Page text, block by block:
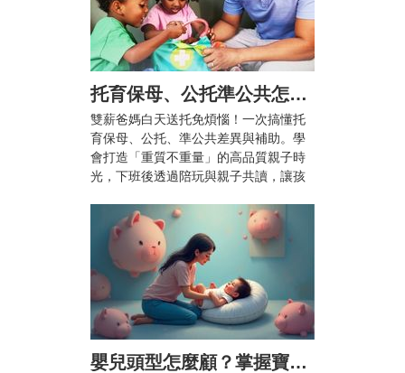
托育保母、公托準公共怎麼選？雙薪家庭托育攻略與親子陪伴指南
雙薪爸媽白天送托免煩惱！一次搞懂托
育保母、公托、準公共差異與補助。學
會打造「重質不重量」的高品質親子時
光，下班後透過陪玩與親子共讀，讓孩
育兒。
嬰兒頭型怎麼顧？掌握寶寶頭型黃金期5大關鍵，顧好漂亮頭型不扁頭！